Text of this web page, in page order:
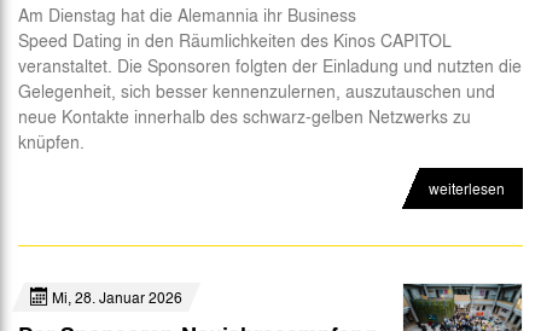
Am Dienstag hat die Alemannia ihr Business
Speed Dating in den Räumlichkeiten des Kinos CAPITOL
veranstaltet. Die Sponsoren folgten der Einladung und nutzten die
Gelegenheit, sich besser kennenzulernen, auszutauschen und
neue Kontakte innerhalb des schwarz-gelben Netzwerks zu
knüpfen.
weiterlesen
Mi, 28. Januar 2026